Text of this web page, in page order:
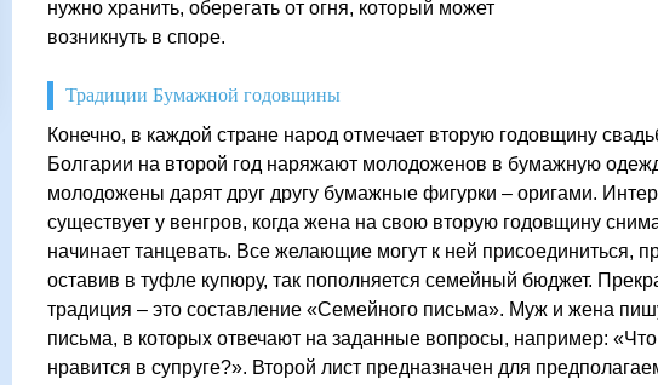
нужно хранить, оберегать от огня, который может
возникнуть в споре.
Традиции Бумажной годовщины
Конечно, в каждой стране народ отмечает вторую годовщину
Болгарии на второй год наряжают молодоженов в бумажную
молодожены дарят друг другу бумажные фигурки – оригами.
существует у венгров, когда жена на свою вторую годовщину
начинает танцевать. Все желающие могут к ней присоединиться,
оставив в туфле купюру, так пополняется семейный бюджет.
традиция – это составление «Семейного письма». Муж и жена
письма, в которых отвечают на заданные вопросы, например:
нравится в супруге?». Второй лист предназначен для